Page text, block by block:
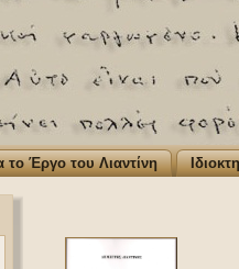
το Έργο του Λιαντίνη